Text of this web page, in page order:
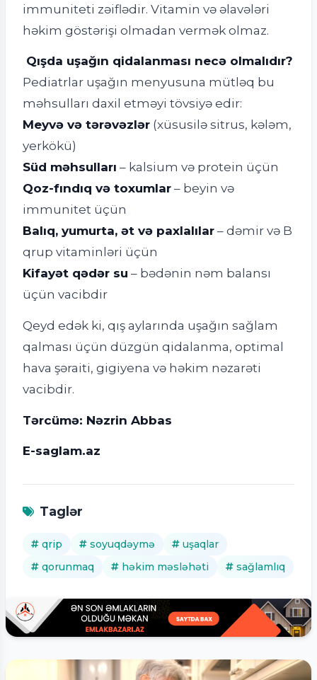
immuniteti zəiflədir. Vitamin və əlavələri
həkim göstərişi olmadan vermək olmaz.
Qışda uşağın qidalanması necə olmalıdır?
Pediatrlar uşağın menyusuna mütləq bu
məhsulları daxil etməyi tövsiyə edir:
Meyvə və tərəvəzlər (xüsusilə sitrus, kələm,
yerkökü)
Süd məhsulları – kalsium və protein üçün
Qoz-fındıq və toxumlar– beyin və
immunitet üçün
Balıq, yumurta, ət və paxlalılar– dəmir və B
qrup vitaminləri üçün
Kifayət qədər su – bədənin nəm balansı
üçün vacibdir
Qeyd edək ki, qış aylarında uşağın sağlam
qalması üçün düzgün qidalanma, optimal
hava şəraiti, gigiyena və həkim nəzarəti
vacibdir.
Tərcümə: Nəzrin Abbas
E-saglam.az
Taglər
qrip soyuqdəymə
uşaqlar
qorunmaq
həkim məsləhəti sağlamlıq